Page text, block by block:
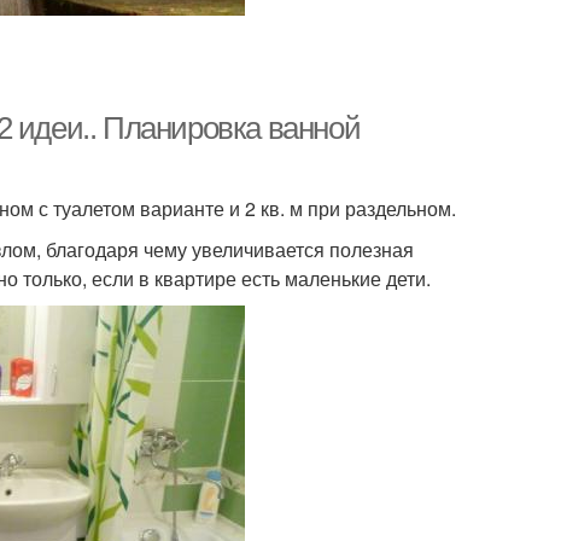
идеи.. Планировка ванной
с туалетом варианте и 2 кв. м при раздельном.
благодаря чему увеличивается полезная
если в квартире есть маленькие дети.